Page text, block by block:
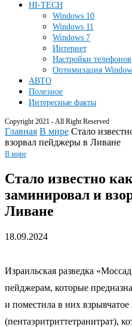
HI-TECH
Windows 10
Windows 11
Windows 7
Интернет
Настройки телефонов
Оптимизация
АВТО
Полезное
Интересные факты
Copyright 2021 - All Right Reserved
Главная В мире Стало
взорвал пейджеры в Ливане
В мире
Стало известно
заминировал и
Ливане
18.09.2024
Израильская разведка
пейджерам, которые
и поместила в них
(пентаэритриттетранитрат),